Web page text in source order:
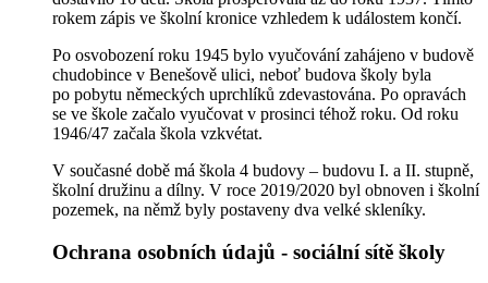
rokem zápis ve školní kronice vzhledem k událostem končí.
Po osvobození roku 1945 bylo vyučování zahájeno v budově
chudobince v Benešově ulici, neboť budova školy byla
po pobytu německých uprchlíků zdevastována. Po opravách
se ve škole začalo vyučovat v prosinci téhož roku. Od roku
1946/47 začala škola vzkvétat.
V současné době má škola 4 budovy – budovu I. a II. stupně,
školní družinu a dílny. V roce 2019/2020 byl obnoven i školní
pozemek, na němž byly postaveny dva velké skleníky.
Ochrana osobních údajů - sociální sítě školy